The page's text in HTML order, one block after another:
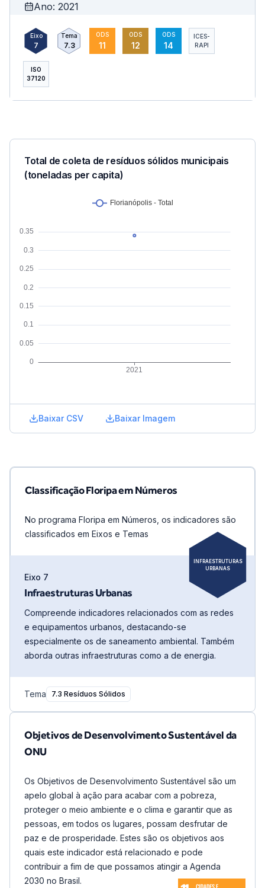
Total de coleta de resíduos sólidos municipais
(toneladas per capita)
Baixar CSV Baixar Imagem
Ano: 2021
Eixo
7
Tema
7.3
ODS
11
ODS
12
ODS
14
ICES-
RAPI
ISO
37120
Classificação Floripa em Números
No programa Floripa em Números, os indicadores são
classificados em Eixos e Temas
Eixo 7
Infraestruturas Urbanas
Compreende indicadores relacionados com as redes
e equipamentos urbanos, destacando-se
especialmente os de saneamento ambiental. Também
aborda outras infraestruturas como a de energia.
INFRAESTRUTURAS
URBANAS
Tema 7.3 Resíduos Sólidos
Objetivos de Desenvolvimento Sustentável da
ONU
Os Objetivos de Desenvolvimento Sustentável são um
apelo global à ação para acabar com a pobreza,
proteger o meio ambiente e o clima e garantir que as
pessoas, em todos os lugares, possam desfrutar de
paz e de prosperidade. Estes são os objetivos aos
quais este indicador está relacionado e pode
contribuir a fim de que possamos atingir a Agenda
2030 no Brasil.